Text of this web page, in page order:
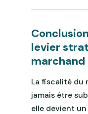
levier
marchand
La fiscalité du
jamais être
elle devient